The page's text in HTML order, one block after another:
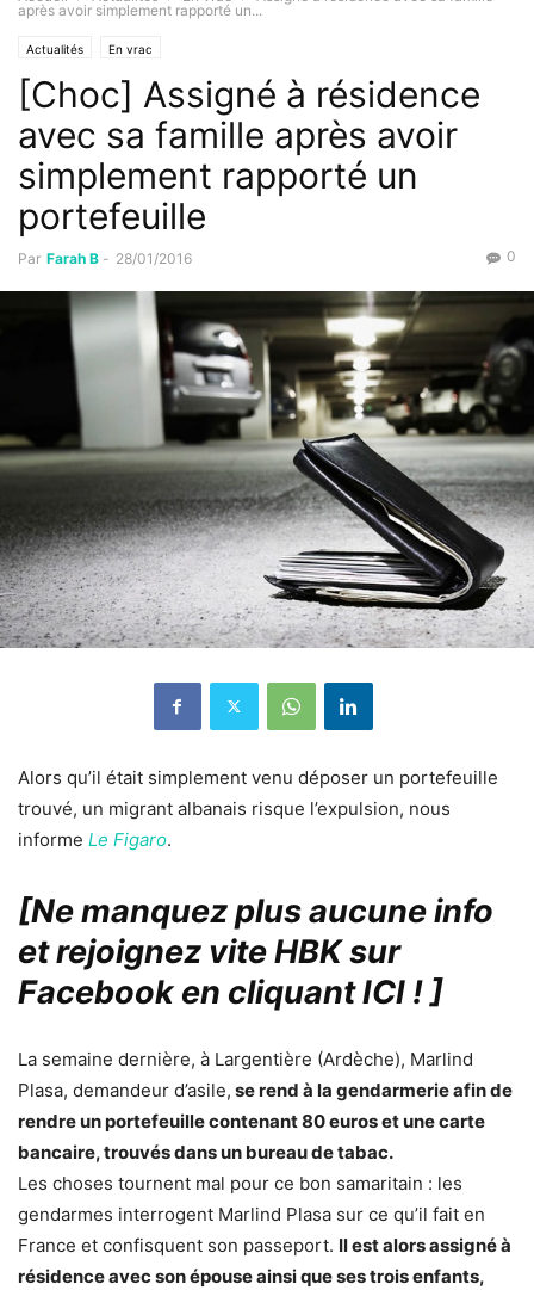
après avoir simplement rapporté un...
Actualités En vrac
[Choc] Assigné à résidence
avec sa famille après avoir
simplement rapporté un
portefeuille
Par Farah B - 28/01/2016 0
Alors qu’il était simplement venu déposer un portefeuille
trouvé, un migrant albanais risque l’expulsion, nous
informe Le Figaro.
[Ne manquez plus aucune info
et rejoignez vite HBK sur
Facebook en cliquant ICI ! ]
La semaine dernière, à Largentière (Ardèche), Marlind
Plasa, demandeur d’asile, se rend à la gendarmerie afin de
rendre un portefeuille contenant 80 euros et une carte
bancaire, trouvés dans un bureau de tabac.
Les choses tournent mal pour ce bon samaritain : les
gendarmes interrogent Marlind Plasa sur ce qu’il fait en
France et confisquent son passeport. Il est alors assigné à
résidence avec son épouse ainsi que ses trois enfants,